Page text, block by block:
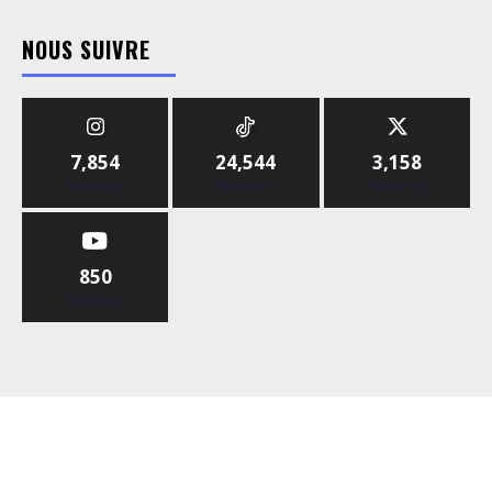
NOUS SUIVRE
7,854
Abonnés
24,544
Abonnés
3,158
Abonnés
850
Abonnés